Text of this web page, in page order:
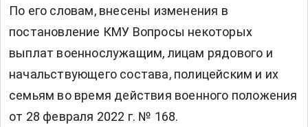
По его словам, внесены изменения в
постановление КМУ Вопросы некоторых
выплат военнослужащим, лицам рядового и
начальствующего состава, полицейским и их
семьям во время действия военного положения
от 28 февраля 2022 г. № 168.